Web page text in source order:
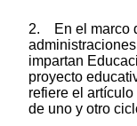
2. En el marco
impartan
proyecto
refiere el
de uno y otro